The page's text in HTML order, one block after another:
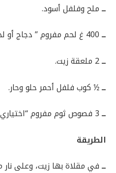
ــملح وفلفل أسود.
ــ
ــ2 ملعقة زيت.
ــ½ كوب فلفل أحمر حلو وحار.
ــ3 فصوص ثوم مفروم “اختياري”.
الطريقة
ــفي مقلاة بها زيت، وعلى